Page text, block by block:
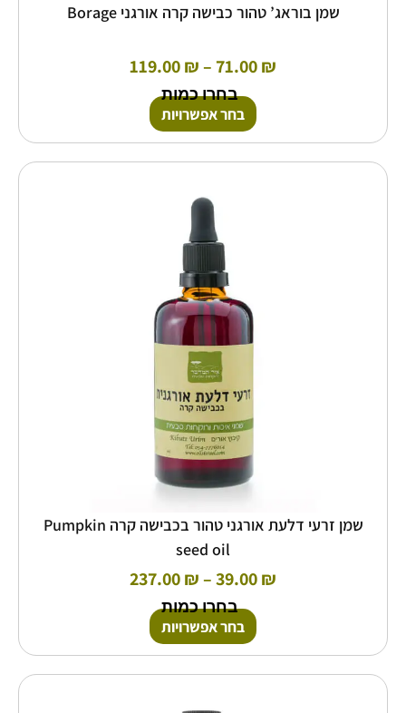
שמן בוראג’ טהור כבישה קרה אורגני Borage
71.00₪
–
119.00₪
בחרו כמות
בחר אפשרויות
שמן זרעי דלעת אורגני טהור בכבישה קרה Pumpkin
seed oil
39.00₪
–
237.00₪
בחרו כמות
בחר אפשרויות
יש
מספר
סוגים.
ניתן
לבחור
את
האפשרויות
בעמוד
המוצר